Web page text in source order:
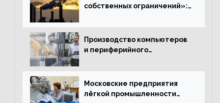
собственных ограничений»:
промышленности
Производство компьютеров
и периферийного
Московские предприятия
лёгкой промышленности